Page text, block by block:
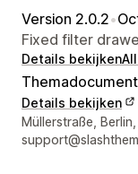
Version 2.0.2•
Fixed filter
Details bekijken
Details bekijken
Contactgegevens
Müllerstraße,